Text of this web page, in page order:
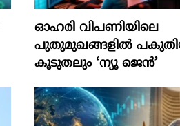
ഓഹരി വിപണിയിലെ
പുതുമുഖങ്ങളിൽ
കൂടുതലും ‘ന്യൂ ജെൻ’